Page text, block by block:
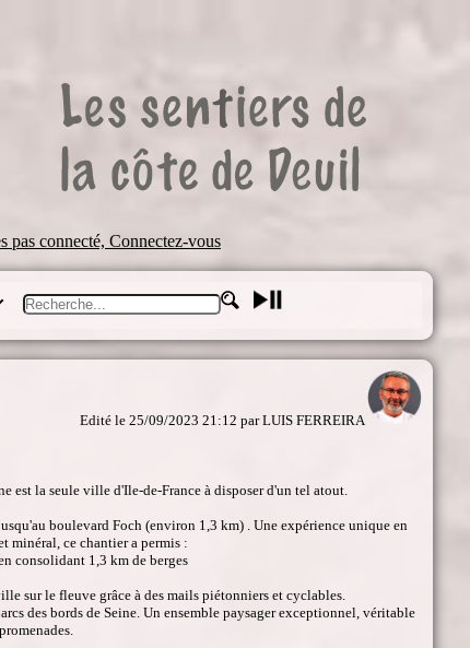
pas connecté, Connectez-vous
Edité le 25/09/2023 21:12 par LUIS FERREIRA
est la seule ville d'Ile-de-France à disposer d'un tel atout.
boulevard Foch (environ 1,3 km) . Une expérience unique en
minéral, ce chantier a permis :
consolidant 1,3 km de berges
sur le fleuve grâce à des mails piétonniers et cyclables.
des bords de Seine. Un ensemble paysager exceptionnel, véritable